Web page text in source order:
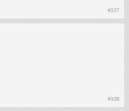
#107
#108